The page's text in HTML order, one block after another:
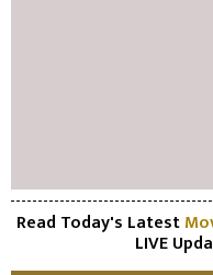
Read Today's Latest
LIVE